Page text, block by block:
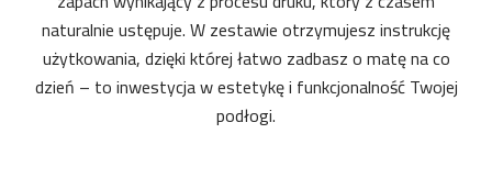
naturalnie ustępuje. W zestawie otrzymujesz instrukcję
użytkowania, dzięki której łatwo zadbasz o matę na co
dzień – to inwestycja w estetykę i funkcjonalność Twojej
podłogi.